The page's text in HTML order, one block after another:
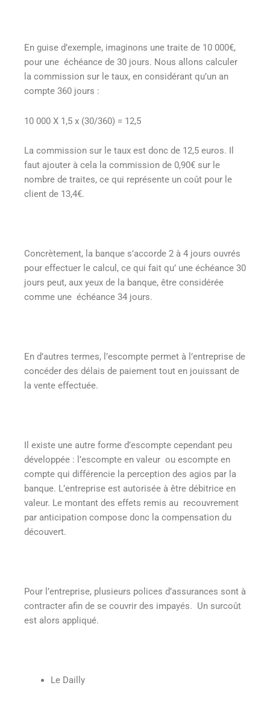
En guise d’exemple, imaginons une traite de 10 000€,
pour une échéance de 30 jours. Nous allons calculer
la commission sur le taux, en considérant qu’un an
compte 360 jours :
10 000 X 1,5 x (30/360) = 12,5
La commission sur le taux est donc de 12,5 euros. Il
faut ajouter à cela la commission de 0,90€ sur le
nombre de traites, ce qui représente un coût pour le
client de 13,4€.
Concrètement, la banque s’accorde 2 à 4 jours ouvrés
pour effectuer le calcul, ce qui fait qu’ une échéance 30
jours peut, aux yeux de la banque, être considérée
comme une échéance 34 jours.
En d’autres termes, l’escompte permet à l’entreprise de
concéder des délais de paiement tout en jouissant de
la vente effectuée.
Il existe une autre forme d’escompte cependant peu
développée : l’escompte en valeur ou escompte en
compte qui différencie la perception des agios par la
banque. L’entreprise est autorisée à être débitrice en
valeur. Le montant des effets remis au recouvrement
par anticipation compose donc la compensation du
découvert.
Pour l’entreprise, plusieurs polices d’assurances sont à
contracter afin de se couvrir des impayés. Un surcoût
est alors appliqué.
Le Dailly